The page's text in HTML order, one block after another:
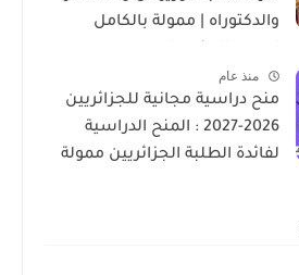
والدكتوراه | ممولة بالكامل
منذ عام
منح دراسية مجانية للجزائريين
2026-2027 : المنح الدراسية
لفائدة الطلبة الجزائريين ممولة